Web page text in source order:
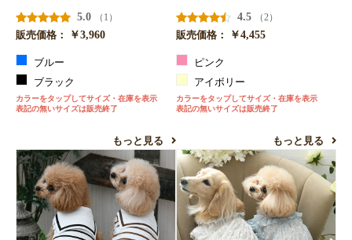
5.0
（1）
販売価格：
￥3,960
ブルー
ブラック
カラーをタップしてサイズ・在庫を表示
表記の無いサイズは販売終了
もっと見る
4.5
（2）
販売価格：
￥4,455
ピンク
アイボリー
カラーをタップしてサイズ・在庫を表示
表記の無いサイズは販売終了
もっと見る